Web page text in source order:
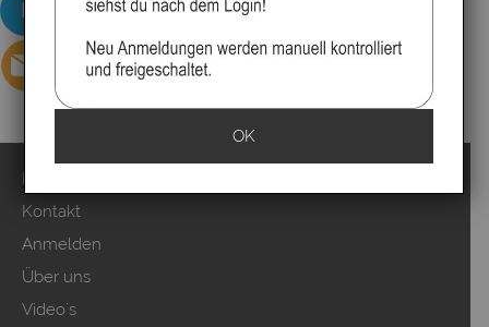
Impressum
Kontakt
Anmelden
Über uns
Video`s
OK